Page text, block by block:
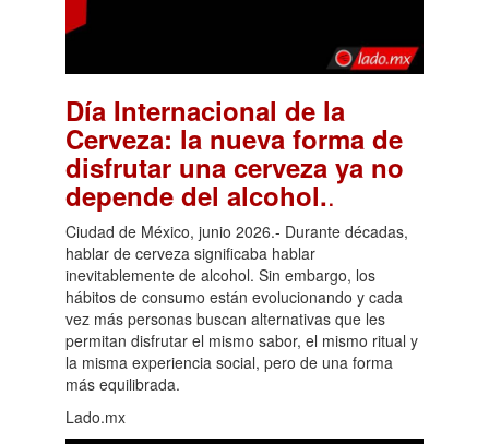
Día Internacional de la
Cerveza: la nueva forma de
disfrutar una cerveza ya no
depende del alcohol..
Ciudad de México, junio 2026.- Durante décadas,
hablar de cerveza significaba hablar
inevitablemente de alcohol. Sin embargo, los
hábitos de consumo están evolucionando y cada
vez más personas buscan alternativas que les
permitan disfrutar el mismo sabor, el mismo ritual y
la misma experiencia social, pero de una forma
más equilibrada.
Lado.mx